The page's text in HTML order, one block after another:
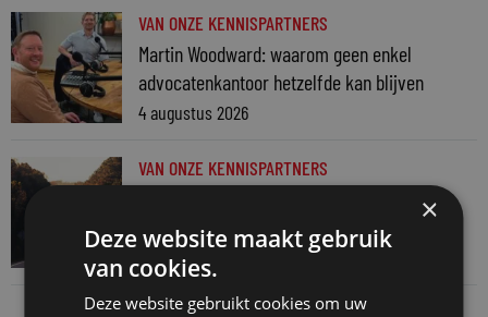
VAN ONZE KENNISPARTNERS
Martin Woodward: waarom geen enkel
advocatenkantoor hetzelfde kan blijven
4 augustus 2026
VAN ONZE KENNISPARTNERS
Waarom standaard carrièrepaden talent
kosten
31 juli 2026
×
Deze website maakt gebruik
van cookies.
Deze website gebruikt cookies om uw